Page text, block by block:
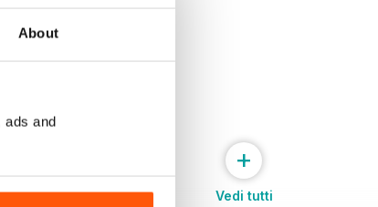
About
ads and
+
Vedi tutti